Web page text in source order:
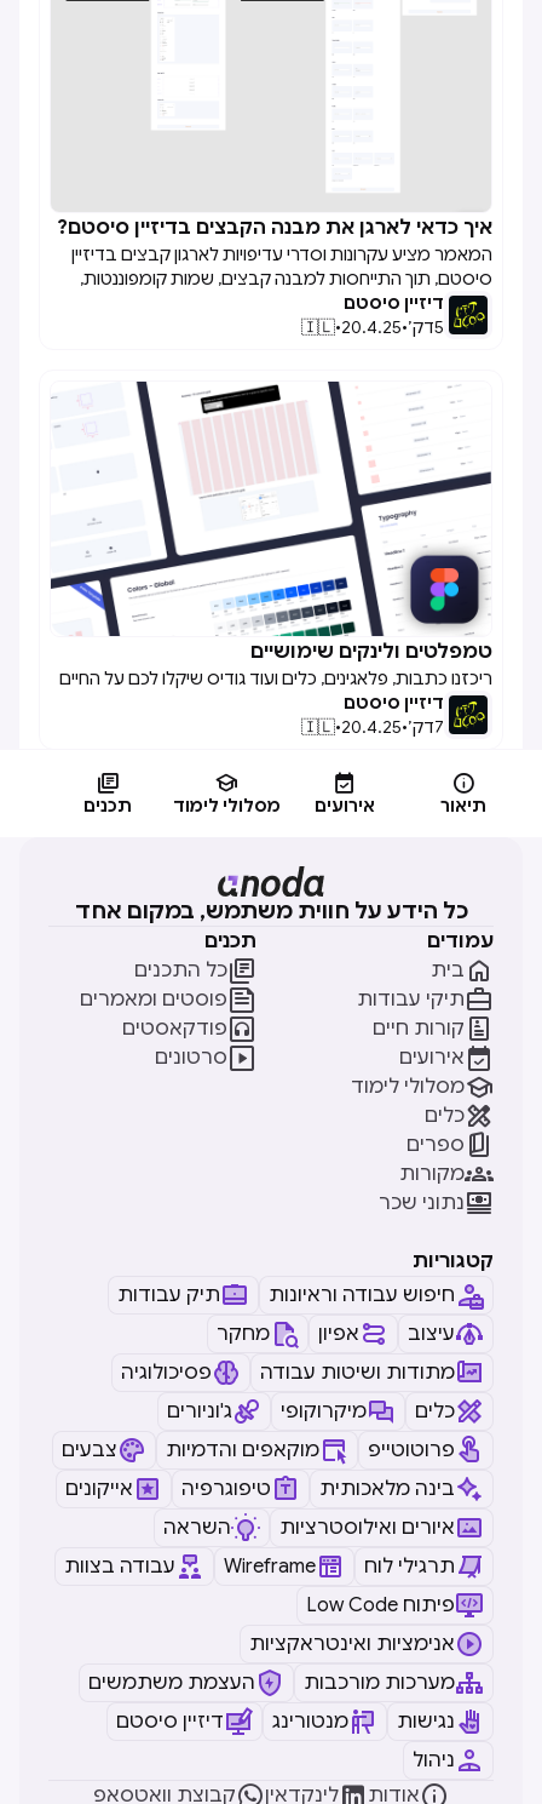

איך כדאי לארגן את מבנה הקבצים בדיזיין סיסטם?
המאמר מציע עקרונות וסדרי עדיפויות לארגון קבצים בדיזיין
סיסטם, תוך התייחסות למבנה קבצים, שמות קומפוננטות,
והפרדת תכנים לפי סוגים.
דיזיין סיסטם
5דק׳•
20.4.25
•
🇮🇱

טמפלטים ולינקים שימושיים
ריכזנו כתבות, פלאגינים, כלים ועוד גודיס שיקלו לכם על החיים
דיזיין סיסטם
7דק׳•
20.4.25
•
🇮🇱

תיאור

אירועים

מסלולי לימוד

תכנים
כל הידע על חווית משתמש, במקום אחד
עמודים
בית 
תיקי עבודות
קורות חיים 
אירועים 
מסלולי לימוד
כלים
ספרים 
מקורות
נתוני שכר
תכנים
כל התכנים
פוסטים ומאמרים
פודקאסטים
סרטונים
קטגוריות
חיפוש עבודה וראיונות
תיק עבודות
עיצוב
אפיון
מחקר
מתודות ושיטות עבודה
פסיכולוגיה
כלים
מיקרוקופי
ג'וניורים
פרוטוטייפ
מוקאפים והדמיות
צבעים
בינה מלאכותית
טיפוגרפיה
אייקונים
איורים ואילוסטרציות
השראה
תרגילי לוח
Wireframe
עבודה בצוות
Low Code פיתוח
אנימציות ואינטראקציות
מערכות מורכבות
העצמת משתמשים
נגישות
מנטורינג
דיזיין סיסטם
ניהול
אודות לינקדאין קבוצת וואטסאפ